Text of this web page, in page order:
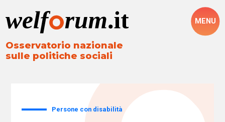
Osservatorio nazionale
sulle politiche sociali
MENU
Persone con disabilità